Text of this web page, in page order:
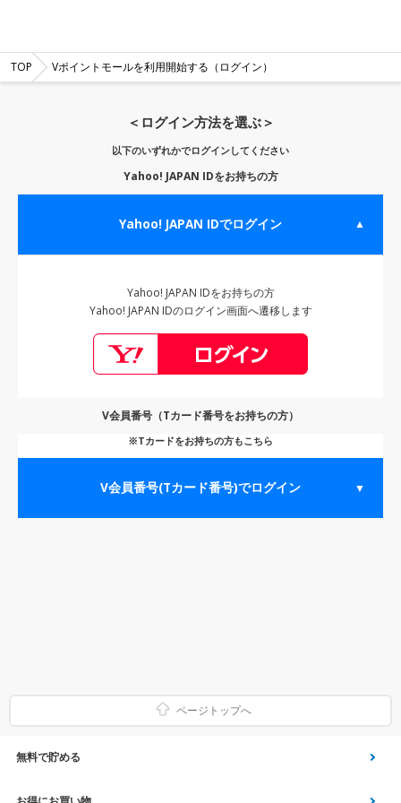
TOP Vポイントモールを利用開始する（ログイン）
＜ログイン方法を選ぶ＞
以下のいずれかでログインしてください
Yahoo! JAPAN IDをお持ちの方
Yahoo! JAPAN IDでログイン ▲
Yahoo! JAPAN IDをお持ちの方
Yahoo! JAPAN IDのログイン画面へ遷移します
V会員番号（Tカード番号をお持ちの方）
※Tカードをお持ちの方もこちら
V会員番号(Tカード番号)でログイン ▼
ページトップへ
無料で貯める